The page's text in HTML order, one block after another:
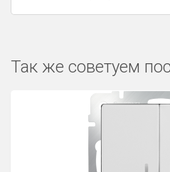
Так же советуем